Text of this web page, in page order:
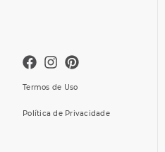
Termos de Uso
Política de Privacidade